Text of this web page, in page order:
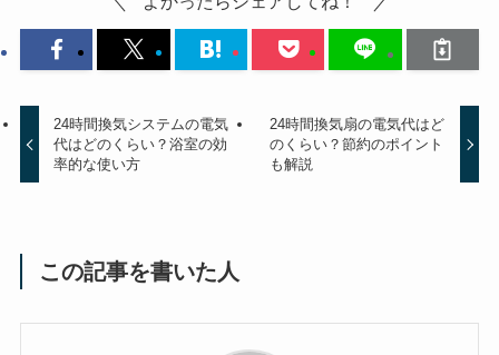
24時間換気システムの電気
代はどのくらい？浴室の効
率的な使い方
24時間換気扇の電気代はど
のくらい？節約のポイント
も解説
この記事を書いた人